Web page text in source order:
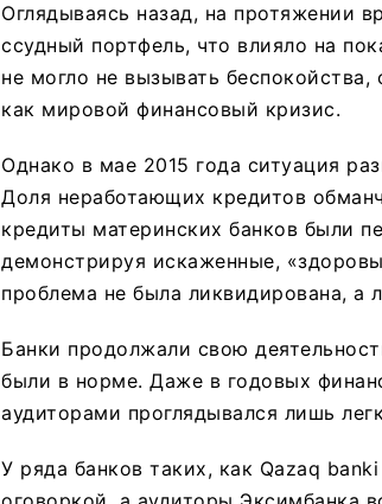
Оглядываясь назад, на протяжении
ссудный портфель, что влияло на
не могло не вызывать
как мировой финансовый кризис.
Однако в мае 2015 года ситуация
Доля неработающих кредитов
кредиты материнских банков были
демонстрируя искаженные,
проблема не была ликвидирована, а
Банки продолжали свою
были в норме. Даже в годовых
аудиторами проглядывался лишь
У ряда банков таких, как Qazaq